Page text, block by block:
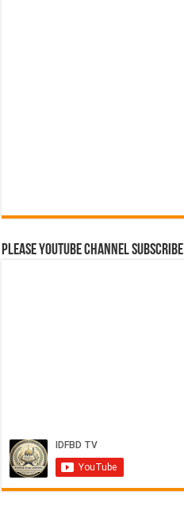
Please Youtube Channel Subscribe